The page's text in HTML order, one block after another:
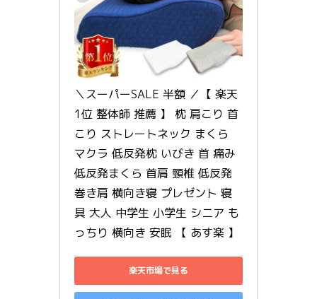
＼スーパーSALE 半額 ／【 楽天
1位 整体師 推薦 】 枕 肩こり 首
こり ストレートネック まくら
マクラ 低反発枕 いびき 首 痛み
低反発まくら 首肩 頸椎 低反発
巻き肩 横向き寝 プレゼント 寝
具 大人 中学生 小学生 シニア も
っちり 横向き 安眠 【 あす楽 】
楽天市場で見る